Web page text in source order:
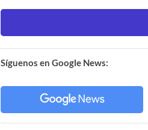
Síguenos en Google News: